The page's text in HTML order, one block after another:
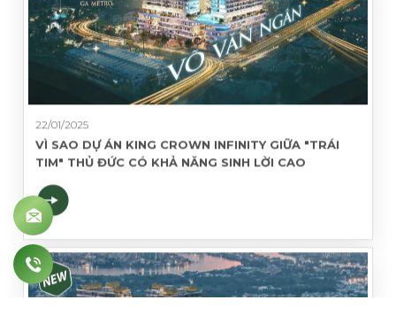
GỬI THÔNG TIN